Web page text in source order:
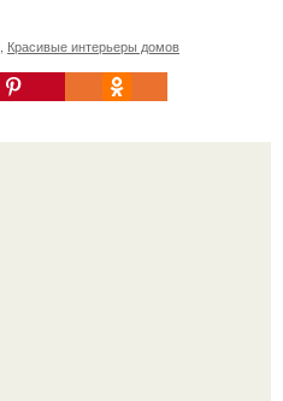
Красивые интерьеры домов